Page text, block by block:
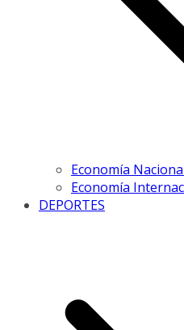
Economía
Economía
DEPORTES